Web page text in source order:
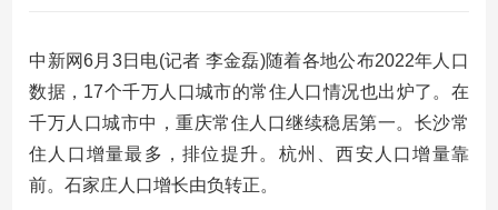
中新网6月3日电(记者 李金磊)随着各地公布2022年人口
数据，17个千万人口城市的常住人口情况也出炉了。在
千万人口城市中，重庆常住人口继续稳居第一。长沙常
住人口增量最多，排位提升。杭州、西安人口增量靠
前。石家庄人口增长由负转正。